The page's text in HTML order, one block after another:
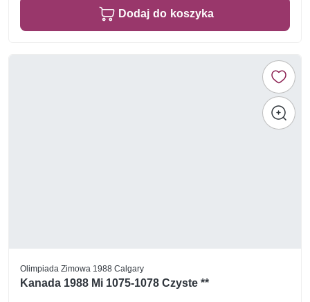
Dodaj do koszyka
Olimpiada Zimowa 1988 Calgary
Kanada 1988 Mi 1075-1078 Czyste **